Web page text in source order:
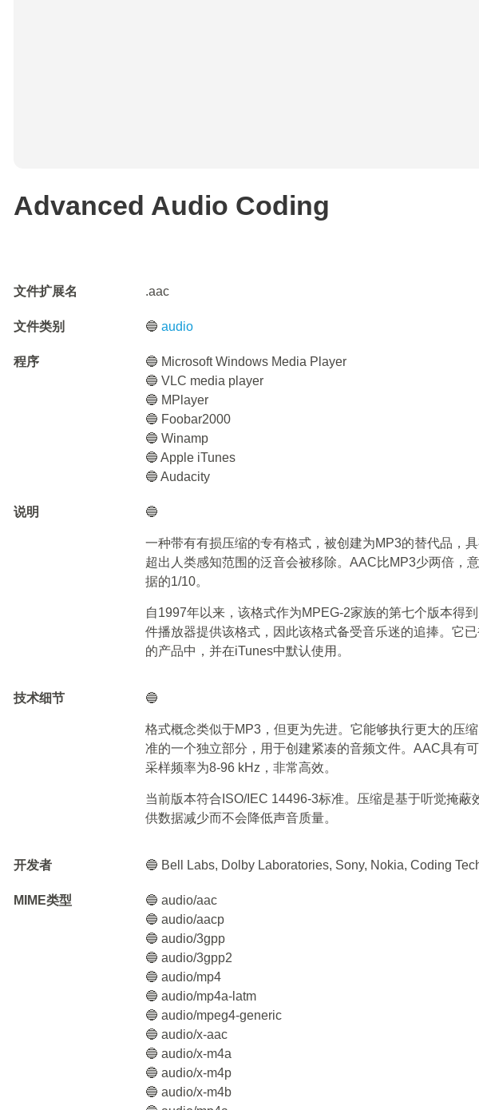
Advanced Audio Coding
文件扩展名 .aac
文件类别 🔵audio
程序
🔵 Microsoft Windows Media Player
🔵 VLC media player
🔵 MPlayer
🔵 Foobar2000
🔵 Winamp
🔵 Apple iTunes
🔵 Audacity
说明 🔵
一种带有有损压缩的专有格式，被创建为MP3的替代品，具
超出人类感知范围的泛音会被移除。AAC比MP3少两倍，
据的1/10。
自1997年以来，该格式作为MPEG-2家族的第七个版本得
件播放器提供该格式，因此该格式备受音乐迷的追捧。它
的产品中，并在iTunes中默认使用。
技术细节 🔵
格式概念类似于MP3，但更为先进。它能够执行更大的压
准的一个独立部分，用于创建紧凑的音频文件。AAC具有
采样频率为8-96 kHz，非常高效。
当前版本符合ISO/IEC 14496-3标准。压缩是基于听觉掩蔽
供数据减少而不会降低声音质量。
开发者 🔵 Bell Labs, Dolby Laboratories, Sony, Nokia, Coding
MIME类型
🔵 audio/aac
🔵 audio/aacp
🔵 audio/3gpp
🔵 audio/3gpp2
🔵 audio/mp4
🔵 audio/mp4a-latm
🔵 audio/mpeg4-generic
🔵 audio/x-aac
🔵 audio/x-m4a
🔵 audio/x-m4p
🔵 audio/x-m4b